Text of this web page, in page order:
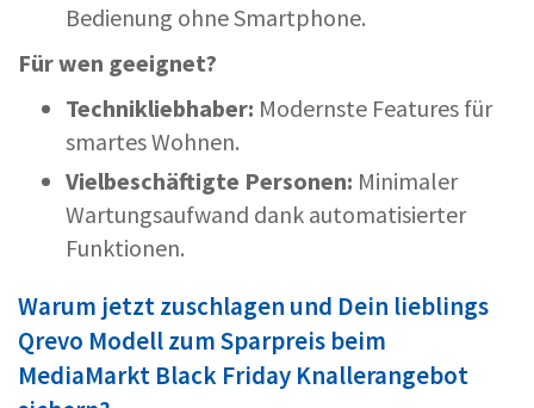
Bedienung ohne Smartphone.
Für wen geeignet?
Technikliebhaber: Modernste Features für
smartes Wohnen.
Vielbeschäftigte Personen: Minimaler
Wartungsaufwand dank automatisierter
Funktionen.
Warum jetzt zuschlagen und Dein lieblings
Qrevo Modell zum Sparpreis beim
MediaMarkt Black Friday Knallerangebot